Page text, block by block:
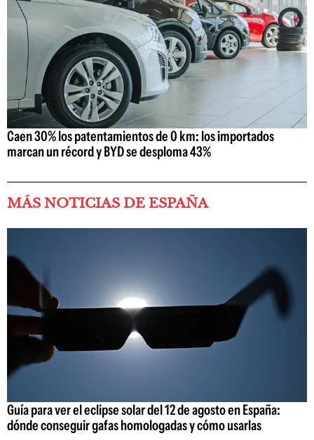
Caen 30% los patentamientos de 0 km: los importados
marcan un récord y BYD se desploma 43%
MÁS NOTICIAS DE ESPAÑA
Guía para ver el eclipse solar del 12 de agosto en España:
dónde conseguir gafas homologadas y cómo usarlas